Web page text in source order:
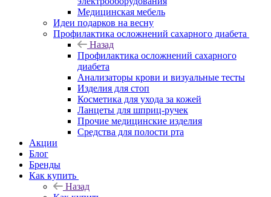
Медицинская мебель
Идеи подарков на весну
Профилактика осложнений сахарного диабета
Назад
Профилактика осложнений сахарного
диабета
Анализаторы крови и визуальные тесты
Изделия для стоп
Косметика для ухода за кожей
Ланцеты для шприц-ручек
Прочие медицинские изделия
Средства для полости рта
Акции
Блог
Бренды
Как купить
Назад